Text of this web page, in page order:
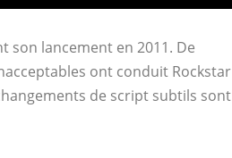
son lancement en 2011. De
ont conduit Rockstar
de script subtils sont